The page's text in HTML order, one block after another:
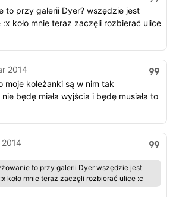
to przy galerii Dyer? wszędzie jest
koło mnie teraz zaczęli rozbierać ulice
2014
moje koleżanki są w nim tak
będę miała wyjścia i będę musiała to
2014
to przy galerii Dyer wszędzie jest
koło mnie teraz zaczęli rozbierać ulice :c